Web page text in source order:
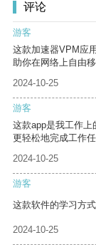
评论
游客
这款加速器VPM应
助你在网络上自由移
2024-10-25
游客
这款app是我工作
更轻松地完成工作任
2024-10-25
游客
这款软件的学习方
2024-10-25